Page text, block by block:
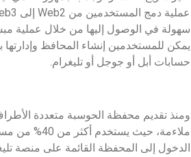
حسابات أبل أو جوجل أو تليغرام.